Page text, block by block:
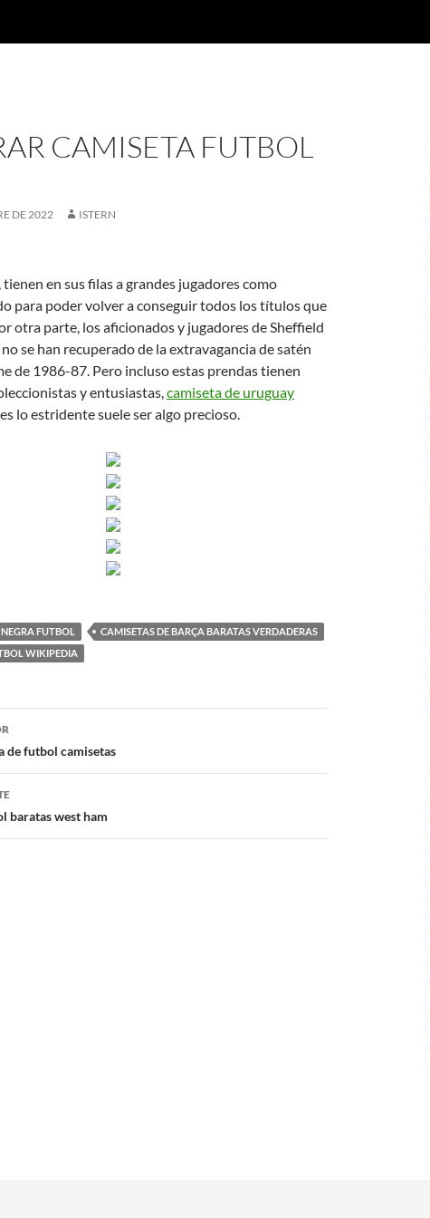
CAMISETA FUTBOL
DE 2022 ISTERN
en sus filas a grandes jugadores como
para poder volver a conseguir todos los títulos que
otra parte, los aficionados y jugadores de Sheffield
se han recuperado de la extravagancia de satén
de 1986-87. Pero incluso estas prendas tienen
y entusiastas,camiseta de uruguay
lo estridente suele ser algo precioso.
FUTBOL
CAMISETAS DE BARÇA BARATAS VERDADERAS
WIKIPEDIA
de futbol camisetas
baratas west ham